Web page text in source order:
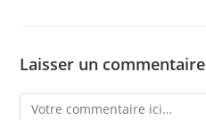
Laisser un commentaire
Comment